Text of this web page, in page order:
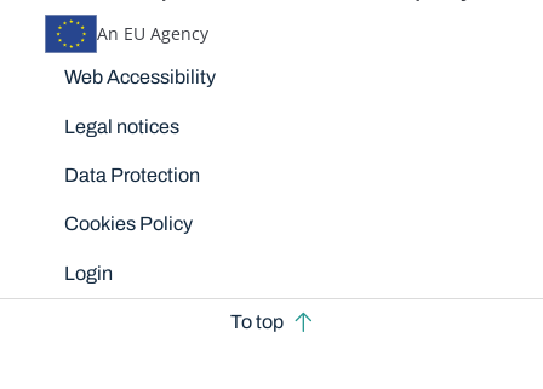
An EU Agency
Disclaimers
Web Accessibility
Legal notices
Data Protection
Cookies Policy
Login
To top